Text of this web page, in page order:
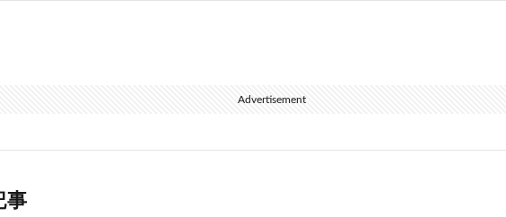
Advertisement
事